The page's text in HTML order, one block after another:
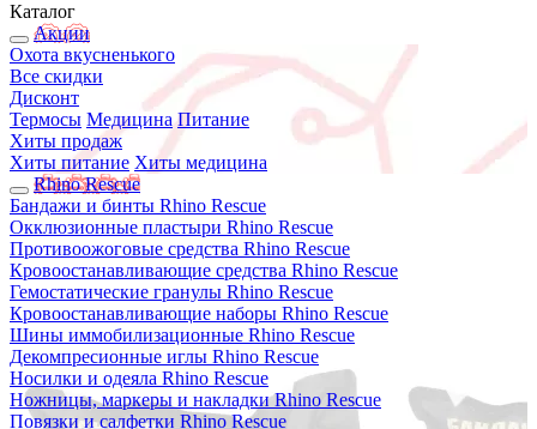
Каталог
Акции
Охота вкусненького
Все скидки
Дисконт
Термосы Медицина Питание
Хиты продаж
Хиты питание Хиты медицина
Rhino Rescue
Бандажи и бинты Rhino Rescue
Окклюзионные пластыри Rhino Rescue
Противоожоговые средства Rhino Rescue
Кровоостанавливающие средства Rhino Rescue
Гемостатические гранулы Rhino Rescue
Кровоостанавливающие наборы Rhino Rescue
Шины иммобилизационные Rhino Rescue
Декомпресионные иглы Rhino Rescue
Носилки и одеяла Rhino Rescue
Ножницы, маркеры и накладки Rhino Rescue
Повязки и салфетки Rhino Rescue